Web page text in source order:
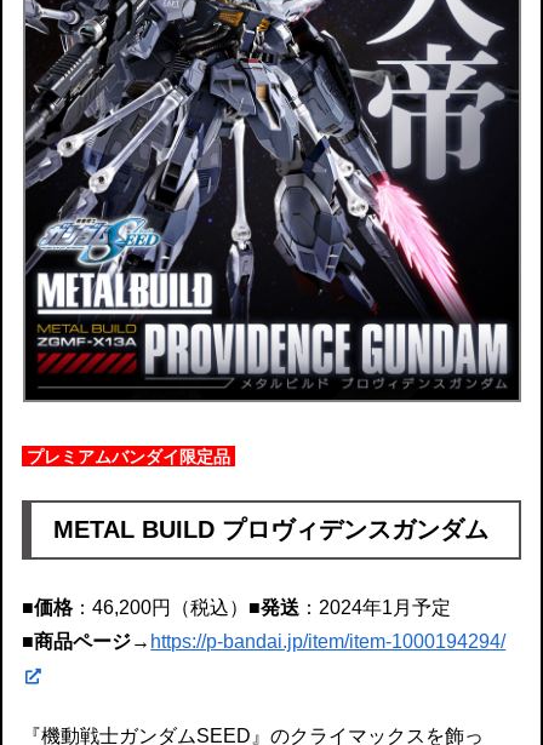
プレミアムバンダイ限定品
METAL BUILD プロヴィデンスガンダム
■価格：46,200円（税込） ■発送 ：2024年1月予定
■商品ページ→ https://p-bandai.jp/item/item-1000194294/
『機動戦士ガンダムSEED』のクライマックスを飾っ